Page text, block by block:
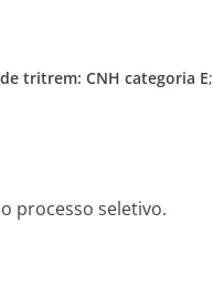
tritrem: CNH categoria E;
processo seletivo.